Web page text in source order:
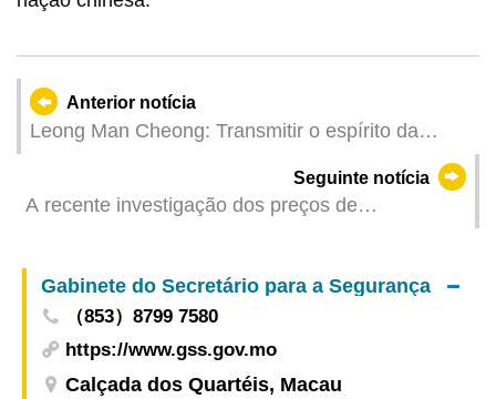
Anterior notícia
Leong Man Cheong: Transmitir o espírito da
decisiva a defesa da segurançaSeguinte notícia
A recente investigação dos preços de
efeitos de comparação
Gabinete do Secretário para a Segurança
（853）8799 7580
https://www.gss.gov.mo
Calçada dos Quartéis, Macau